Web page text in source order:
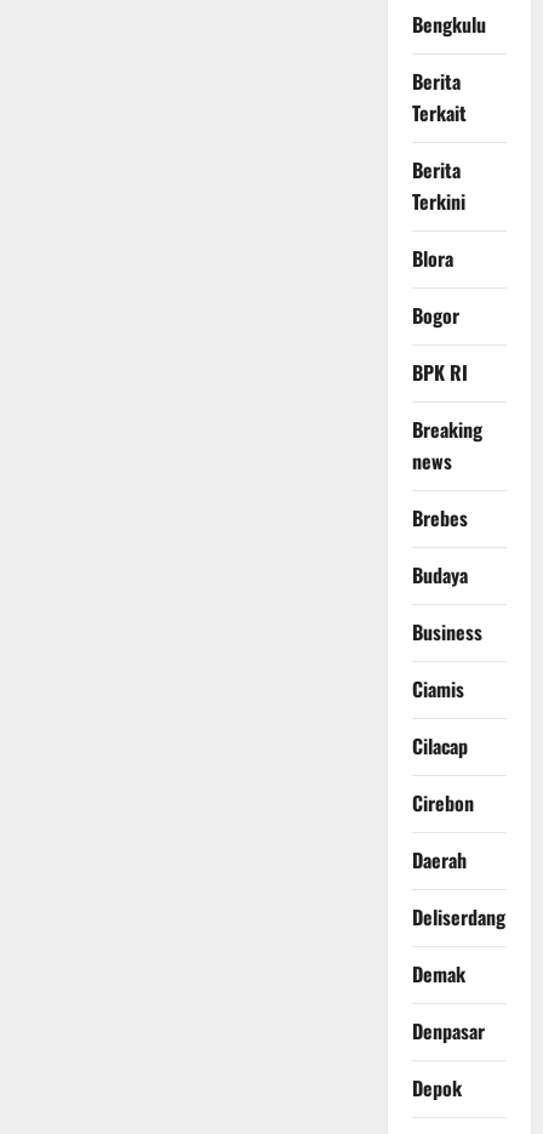
Bengkulu
Berita
Terkait
Berita
Terkini
Blora
Bogor
BPK RI
Breaking
news
Brebes
Budaya
Business
Ciamis
Cilacap
Cirebon
Daerah
Deliserdang
Demak
Denpasar
Depok